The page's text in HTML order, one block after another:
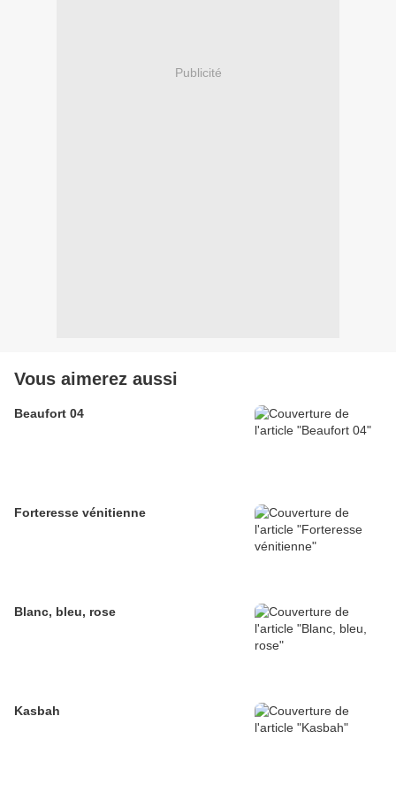
Publicité
Vous aimerez aussi
Beaufort 04
Forteresse vénitienne
Blanc, bleu, rose
Kasbah